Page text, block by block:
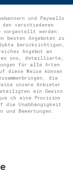
und Paywalls
verschiedenen
vorgestellt werden.
besten Angeboten zu
berücksichtigen,
Angebot an
es uns, detaillierte,
für alle Arten
diese Weise können
die
unsere Anbieter
ein Gewinn
eine Provision
die Unabhängigkeit
und Bewertungen.